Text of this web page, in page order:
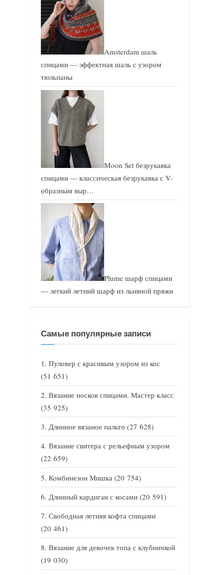
Amsterdam шаль
спицами — эффектная шаль с узором
тюльпаны
Moon Set безрукавка
спицами — классическая безрукавка с V-
образным выр…
Plume шарф спицами
— легкий летний шарф из льняной пряжи
Самые популярные записи
Пуловер с красивым узором из кос
(51 651)
Вязание носков спицами. Мастер класс
(35 925)
Длинное вязаное пальто (27 628)
Вязание свитера с рельефным узором
(22 659)
Комбинезон Мишка (20 754)
Длинный кардиган с косами (20 591)
Свободная летняя кофта спицами
(20 461)
Вязание для девочек топа с клубничкой
(19 030)